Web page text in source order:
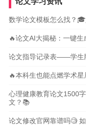
数学论文模板怎么找？
🔥论文AI大揭秘：一键
论文指导记录表——学生
🔥本科生也能点燃学术
心理健康教育论文1500
文？📚
论文修改官网靠谱吗🧐